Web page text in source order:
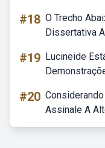
#18 O Trecho
Dissertativa
#19 Lucineide
#20
Assinale A